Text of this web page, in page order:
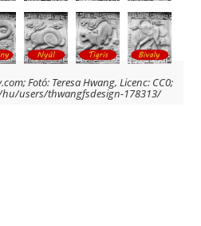
Fotó: Teresa Hwang, Licenc: CC0;
users/thwangfsdesign-178313/